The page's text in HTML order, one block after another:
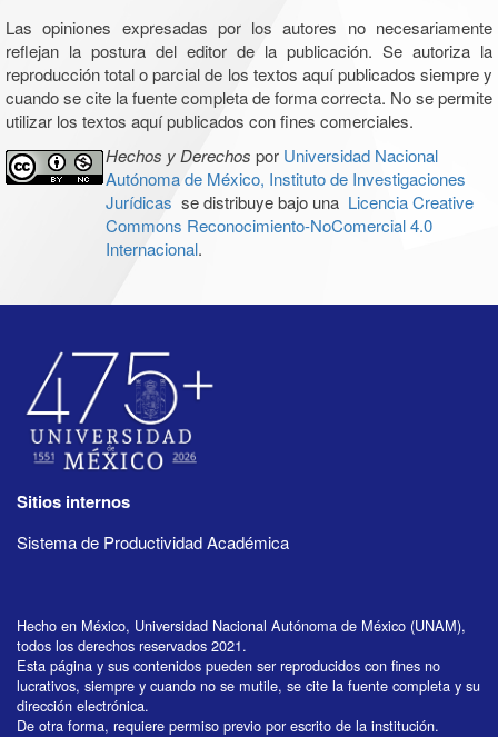
Las opiniones expresadas por los autores no necesariamente
reflejan la postura del editor de la publicación. Se autoriza la
reproducción total o parcial de los textos aquí publicados siempre y
cuando se cite la fuente completa de forma correcta. No se permite
utilizar los textos aquí publicados con fines comerciales.
Hechos y Derechos por Universidad Nacional
Autónoma de México, Instituto de Investigaciones
Jurídicas se distribuye bajo una Licencia Creative
Commons Reconocimiento-NoComercial 4.0
Internacional.
Sitios internos
Sistema de Productividad Académica
Hecho en México, Universidad Nacional Autónoma de México (UNAM),
todos los derechos reservados 2021.
Esta página y sus contenidos pueden ser reproducidos con fines no
lucrativos, siempre y cuando no se mutile, se cite la fuente completa y su
dirección electrónica.
De otra forma, requiere permiso previo por escrito de la institución.